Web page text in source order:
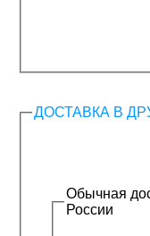
ДОСТАВКА В
Обычная
России